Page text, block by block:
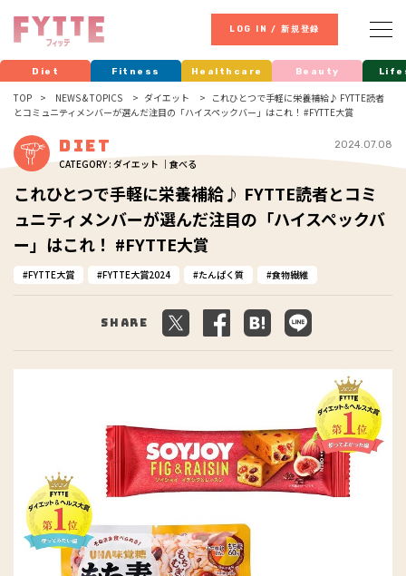
LOG IN / 新規登録
Diet Fitness Healthcare Beauty
TOP NEWS & TOPICS ダイエット
これひとつで手軽に栄養補給♪ FYTTE読者
とコミュニティメンバーが選んだ注目の「ハイスペックバー」はこれ！ #FYTTE大賞
Diet
CATEGORY : ダイエット ｜食べる
2024.07.08
これひとつで手軽に栄養補給♪ FYTTE読者とコミ
ュニティメンバーが選んだ注目の「ハイスペックバ
ー」はこれ！ #FYTTE大賞
FYTTE大賞 FYTTE大賞2024 たんぱく質 食物繊維
Share